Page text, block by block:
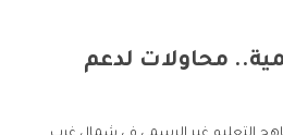
محاولات لدعم